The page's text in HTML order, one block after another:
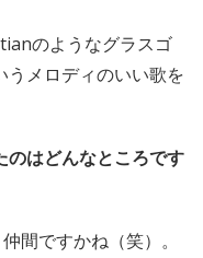
のようなグラスゴ
うメロディのいい歌を
はどんなところです
間ですかね（笑）。